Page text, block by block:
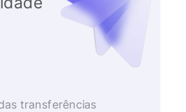
transferências